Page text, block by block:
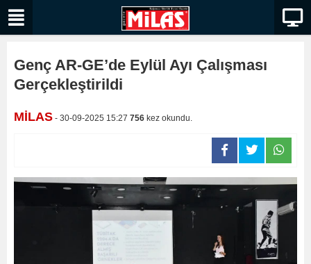
Genç AR-GE’de Eylül Ayı Çalışması
Gerçekleştirildi
MİLAS - 30-09-2025 15:27 756 kez okundu.